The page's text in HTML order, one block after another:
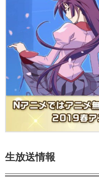
生放送情報